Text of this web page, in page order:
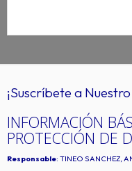
¡Suscríbete a
INFORMACIÓN
PROTECCIÓN DE
Responsable: TINEO SANCHEZ,